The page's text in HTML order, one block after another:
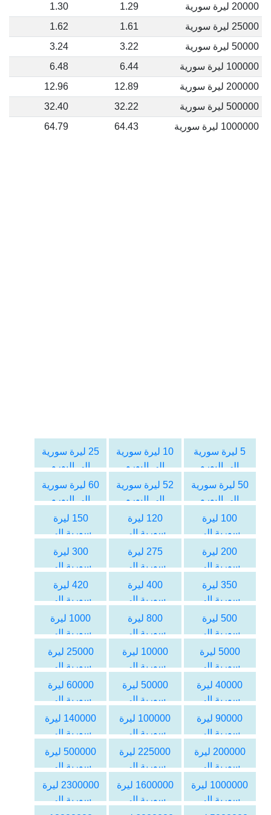
20000 ليرة سورية 1.29
1.30
25000 ليرة سورية
1.61
1.62
50000 ليرة سورية
3.22
3.24
100000 ليرة سورية
6.44
6.48
200000 ليرة سورية
12.89
12.96
500000 ليرة سورية
32.22
32.40
1000000 ليرة سورية
64.43
64.79
5 ليرة سورية
الى اليورو
10 ليرة سورية
الى اليورو
25 ليرة سورية
الى اليورو
50 ليرة سورية
الى اليورو
52 ليرة سورية
الى اليورو
60 ليرة سورية
الى اليورو
100 ليرة
سورية الى
اليورو
120 ليرة
سورية الى
اليورو
150 ليرة
سورية الى
اليورو
200 ليرة
سورية الى
اليورو
275 ليرة
سورية الى
اليورو
300 ليرة
سورية الى
اليورو
350 ليرة
سورية الى
اليورو
400 ليرة
سورية الى
اليورو
420 ليرة
سورية الى
اليورو
500 ليرة
سورية الى
اليورو
800 ليرة
سورية الى
اليورو
1000 ليرة
سورية الى
اليورو
5000 ليرة
سورية الى
اليورو
10000 ليرة
سورية الى
اليورو
25000 ليرة
سورية الى
اليورو
40000 ليرة
سورية الى
اليورو
50000 ليرة
سورية الى
اليورو
60000 ليرة
سورية الى
اليورو
90000 ليرة
سورية الى
اليورو
100000 ليرة
سورية الى
اليورو
140000 ليرة
سورية الى
اليورو
200000 ليرة
سورية الى
اليورو
225000 ليرة
سورية الى
اليورو
500000 ليرة
سورية الى
اليورو
1000000 ليرة
سورية الى
1600000 ليرة
سورية الى
2300000 ليرة
سورية الى